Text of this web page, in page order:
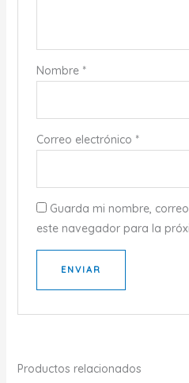
Nombre *
Correo electrónico *
Guarda mi nombre,
este navegador para la
Productos relacionados